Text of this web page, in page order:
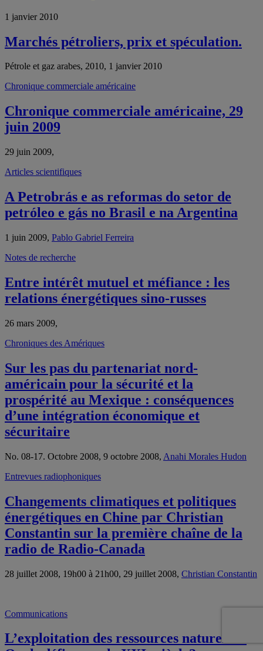
1 janvier 2010
Marchés pétroliers, prix et spéculation.
Pétrole et gaz arabes, 2010, 1 janvier 2010
Chronique commerciale américaine
Chronique commerciale américaine, 29
juin 2009
29 juin 2009,
Articles scientifiques
A Petrobrás e as reformas do setor de
petróleo e gás no Brasil e na Argentina
1 juin 2009, Pablo Gabriel Ferreira
Notes de recherche
Entre intérêt mutuel et méfiance : les
relations énergétiques sino-russes
26 mars 2009,
Chroniques des Amériques
Sur les pas du partenariat nord-
américain pour la sécurité et la
prospérité au Mexique : conséquences
d’une intégration économique et
sécuritaire
No. 08-17. Octobre 2008, 9 octobre 2008, Anahi Morales Hudon
Entrevues radiophoniques
Changements climatiques et politiques
énergétiques en Chine par Christian
Constantin sur la première chaîne de la
radio de Radio-Canada
28 juillet 2008, 19h00 à 21h00, 29 juillet 2008, Christian Constantin
Communications
L’exploitation des ressources naturelles: